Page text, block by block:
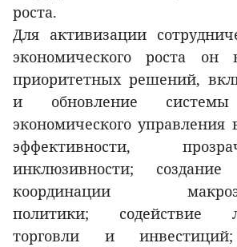
роста.
Для активизации
экономического роста он
приоритетных решений,
и обновление системы
экономического управления
эффективности,
инклюзивности;
координации
политики; содействие
торговли и